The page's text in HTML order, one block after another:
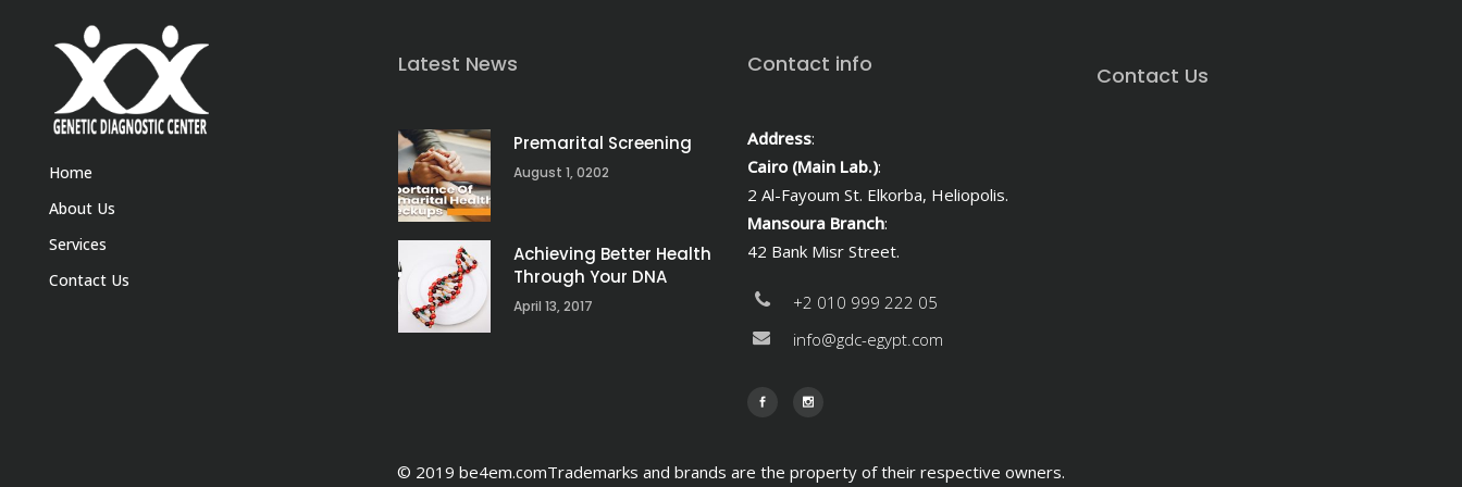
Home
About Us
Services
Contact Us
Latest News
Premarital Screening
August 1, 0202
Achieving Better Health
Through Your DNA
April 13, 2017
Contact info
Address:
Cairo (Main Lab.):
2 Al-Fayoum St. Elkorba, Heliopolis.
Mansoura Branch:
42 Bank Misr Street.
+2 010 999 222 05
info@gdc-egypt.com
Contact Us
© 2019 be4em.comTrademarks and brands are the property of their respective owners.